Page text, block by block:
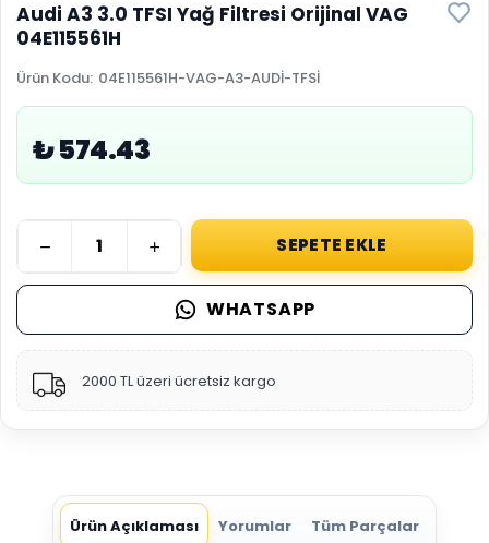
Audi A3 3.0 TFSI Yağ Filtresi Orijinal VAG
04E115561H
Ürün Kodu: 04E115561H-VAG-A3-AUDİ-TFSİ
₺ 574.43
SEPETE EKLE
WHATSAPP
2000 TL üzeri ücretsiz kargo
Ürün Açıklaması Yorumlar Tüm Parçalar